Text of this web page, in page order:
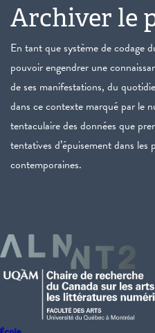
Archiver le
En tant que système de codage
pouvoir engendrer une
de ses manifestations, du
dans ce contexte marqué par le
tentaculaire des données que
tentatives d’épuisement dans
contemporaines.